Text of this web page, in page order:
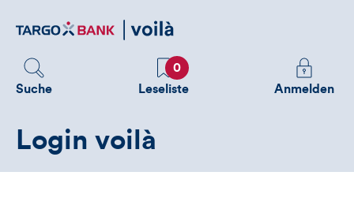
zum
Suche
Favoriten
0
Leseliste
Melden
Sie
Anmelden
Login voilà